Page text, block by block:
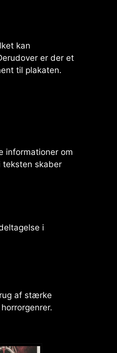
kan
er der et
til plakaten.
informationer om
teksten skaber
i
af stærke